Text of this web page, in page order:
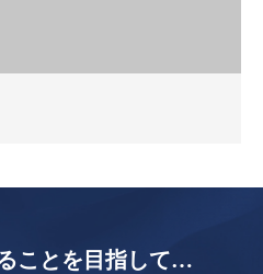
ことを目指して…